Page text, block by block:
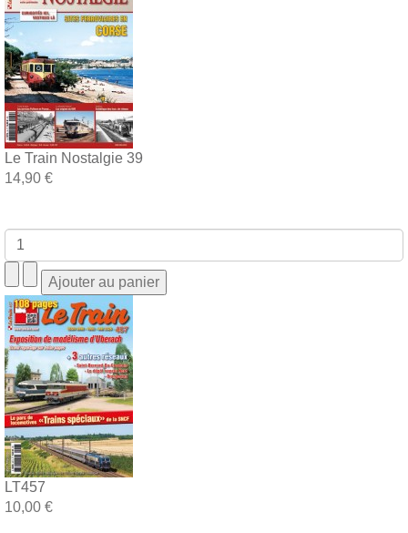
Le Train Nostalgie 39
14,90 €
LT457
10,00 €